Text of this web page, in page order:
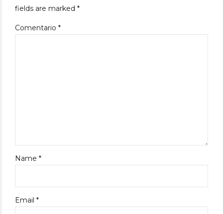
fields are marked *
Comentario *
Name *
Email *